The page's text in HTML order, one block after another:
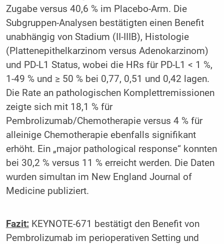
Zugabe versus 40,6 % im Placebo-Arm. Die
Subgruppen-Analysen bestätigten einen Benefit
unabhängig von Stadium (II-IIIB), Histologie
(Plattenepithelkarzinom versus Adenokarzinom)
und PD-L1 Status, wobei die HRs für PD-L1 < 1 %,
1-49 % und ≥ 50 % bei 0,77, 0,51 und 0,42 lagen.
Die Rate an pathologischen Komplettremissionen
zeigte sich mit 18,1 % für
Pembrolizumab/Chemotherapie versus 4 % für
alleinige Chemotherapie ebenfalls signifikant
erhöht. Ein „major pathological response“ konnten
bei 30,2 % versus 11 % erreicht werden. Die Daten
wurden simultan im New England Journal of
Medicine publiziert.
Fazit:KEYNOTE-671 bestätigt den Benefit von
Pembrolizumab im perioperativen Setting und